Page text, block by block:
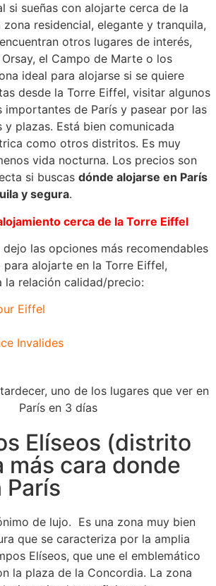
si sueñas con alojarte cerca de la
zona residencial, elegante y tranquila,
otros lugares de interés,
el Campo de Marte o los
ideal para alojarse si se quiere
desde la Torre Eiffel, visitar algunos
importantes de París y pasear por las
y plazas. Está bien comunicada
como otros distritos. Es muy
vida nocturna. Los precios son
si buscas dónde alojarse en París
y segura.
cerca de la Torre Eiffel
las opciones más recomendables
alojarte en la Torre Eiffel,
la relación calidad/precio:
Eiffel
Invalides
Elíseos (distrito
más cara donde
París
de lujo. Es una zona muy bien
que se caracteriza por la amplia
Elíseos, que une el emblemático
la plaza de la Concordia. La zona